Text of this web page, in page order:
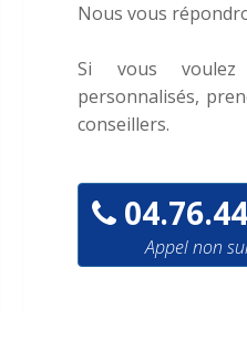
Nous vous
Si vous voulez
personnalisés,
conseillers.
Appel non